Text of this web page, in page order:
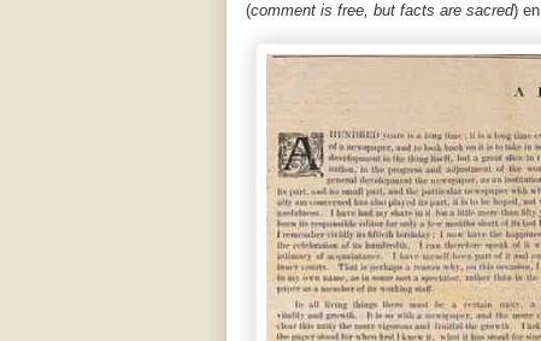
(comment is free, but facts are sacred) en